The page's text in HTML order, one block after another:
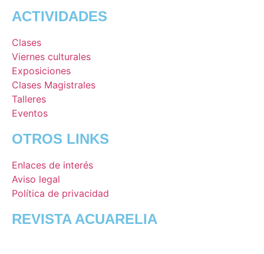
ACTIVIDADES
Clases
Viernes culturales
Exposiciones
Clases Magistrales
Talleres
Eventos
OTROS LINKS
Enlaces de interés
Aviso legal
Política de privacidad
REVISTA ACUARELIA